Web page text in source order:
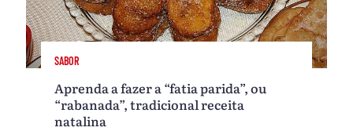
SABOR
Aprenda a fazer a “fatia parida”, ou
“rabanada”, tradicional receita
natalina